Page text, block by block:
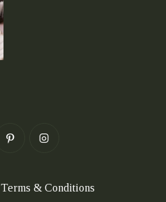
Terms & Conditions